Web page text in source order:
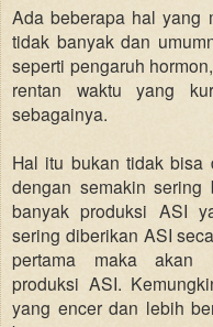
Ada beberapa hal yang
tidak banyak dan
seperti pengaruh
rentan waktu yang
sebagainya.
Hal itu bukan tidak bisa
dengan semakin
banyak produksi ASI
sering diberikan ASI
pertama maka akan
produksi ASI.
yang encer dan lebih